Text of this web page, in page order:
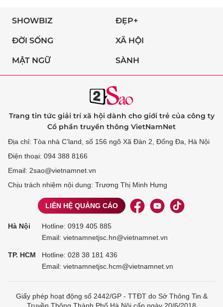
SHOWBIZ ĐẸP+
ĐỜI SỐNG XÃ HỘI
MẬT NGỮ SÀNH
Trang tin tức giải trí xã hội dành cho giới trẻ của công ty
Cổ phần truyền thông VietNamNet
Địa chỉ: Tòa nhà C’land, số 156 ngõ Xã Đàn 2, Đống Đa, Hà Nội
Điện thoại: 094 388 8166
Email: 2sao@vietnamnet.vn
Chịu trách nhiệm nội dung: Trương Thị Minh Hưng
LIÊN HỆ QUẢNG CÁO
Hà Nội Hotline: 0919 405 885
Email: vietnamnetjsc.hn@vietnamnet.vn
TP. HCM Hotline: 028 38 181 436
Email: vietnamnetjsc.hcm@vietnamnet.vn
Giấy phép hoạt động số 2442/GP - TTĐT do Sở Thông Tin &